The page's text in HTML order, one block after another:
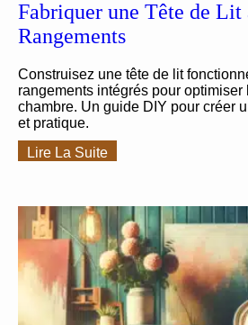
Fabriquer une Tête de Lit
Rangements
Construisez une tête de lit
rangements intégrés pour optimiser
chambre. Un guide DIY pour créer
et pratique.
Lire La Suite